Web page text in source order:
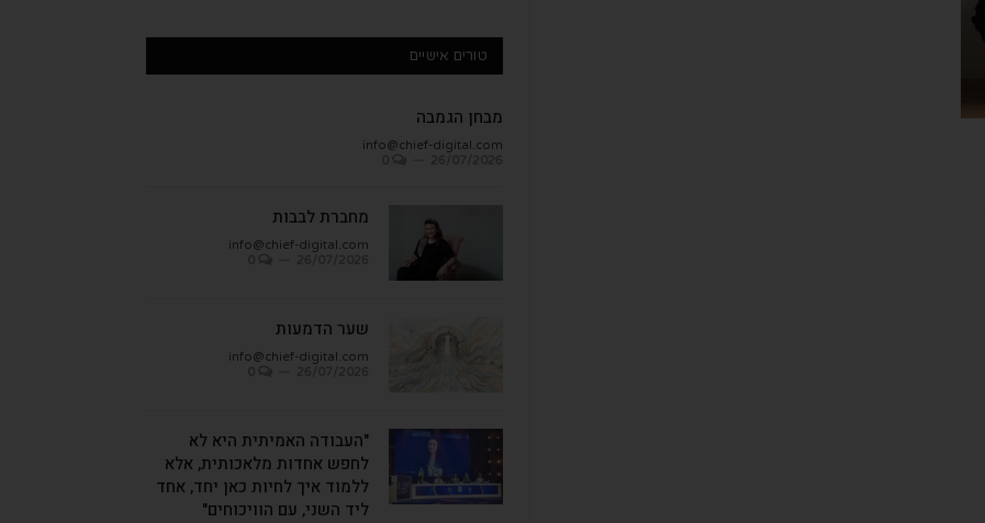
טורים אישיים
מבחן הגמבה
info@chief-digital.com
מחברת לבבות
info@chief-digital.com
שער הדמעות
info@chief-digital.com
"העבודה האמיתית היא לא
לחפש אחדות מלאכותית, אלא
ללמוד איך לחיות כאן יחד, אחד
ליד השני, עם הוויכוחים"